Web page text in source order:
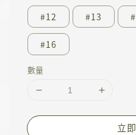
#12 #13
#16
數量
立